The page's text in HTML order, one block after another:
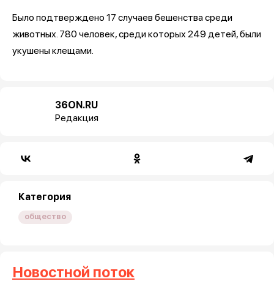
Было подтверждено 17 случаев бешенства среди
животных. 780 человек, среди которых 249 детей, были
укушены клещами.
36ON.RU
Редакция
Категория
общество
Новостной поток